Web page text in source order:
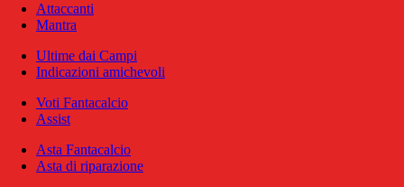
Attaccanti
Mantra
Ultime dai Campi
Indicazioni amichevoli
Voti Fantacalcio
Assist
Asta Fantacalcio
Asta di riparazione